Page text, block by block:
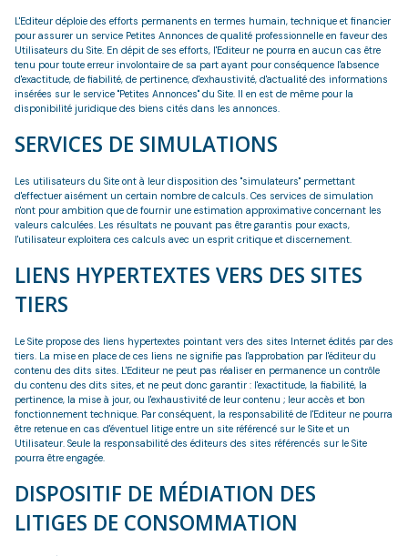
L'Editeur déploie des efforts permanents en termes humain, technique et financier
pour assurer un service Petites Annonces de qualité professionnelle en faveur des
Utilisateurs du Site. En dépit de ses efforts, l'Editeur ne pourra en aucun cas être
tenu pour toute erreur involontaire de sa part ayant pour conséquence l'absence
d'exactitude, de fiabilité, de pertinence, d'exhaustivité, d'actualité des informations
insérées sur le service "Petites Annonces" du Site. Il en est de même pour la
disponibilité juridique des biens cités dans les annonces.
SERVICES DE SIMULATIONS
Les utilisateurs du Site ont à leur disposition des "simulateurs" permettant
d'effectuer aisément un certain nombre de calculs. Ces services de simulation
n'ont pour ambition que de fournir une estimation approximative concernant les
valeurs calculées. Les résultats ne pouvant pas être garantis pour exacts,
l'utilisateur exploitera ces calculs avec un esprit critique et discernement.
LIENS HYPERTEXTES VERS DES SITES
TIERS
Le Site propose des liens hypertextes pointant vers des sites Internet édités par des
tiers. La mise en place de ces liens ne signifie pas l'approbation par l'éditeur du
contenu des dits sites. L'Editeur ne peut pas réaliser en permanence un contrôle
du contenu des dits sites, et ne peut donc garantir : l'exactitude, la fiabilité, la
pertinence, la mise à jour, ou l'exhaustivité de leur contenu ; leur accès et bon
fonctionnement technique. Par conséquent, la responsabilité de l'Editeur ne pourra
être retenue en cas d'éventuel litige entre un site référencé sur le Site et un
Utilisateur. Seule la responsabilité des éditeurs des sites référencés sur le Site
pourra être engagée.
DISPOSITIF DE MÉDIATION DES
LITIGES DE CONSOMMATION